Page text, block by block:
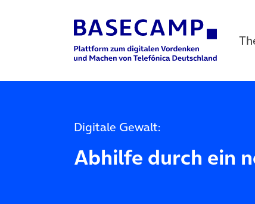
Main Navigation
Digitale Gewalt:
Abhilfe durch ein